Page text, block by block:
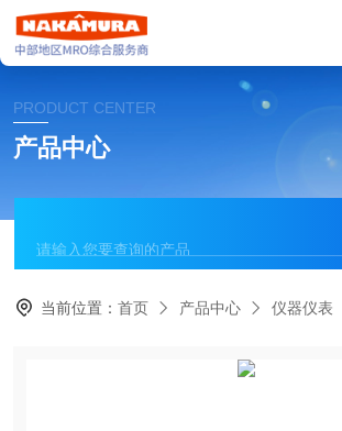
PRODUCT CENTER
产品中心
当前位置：首页 产品中心 仪器仪表